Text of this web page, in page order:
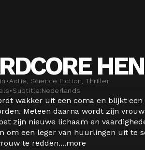
•Actie, Science Fiction, Thriller
•Subtitle:Nederlands
wakker uit een coma en blijkt een
Meteen daarna wordt zijn
zijn nieuwe lichaam en
om een leger van huurlingen uit te
te redden....more